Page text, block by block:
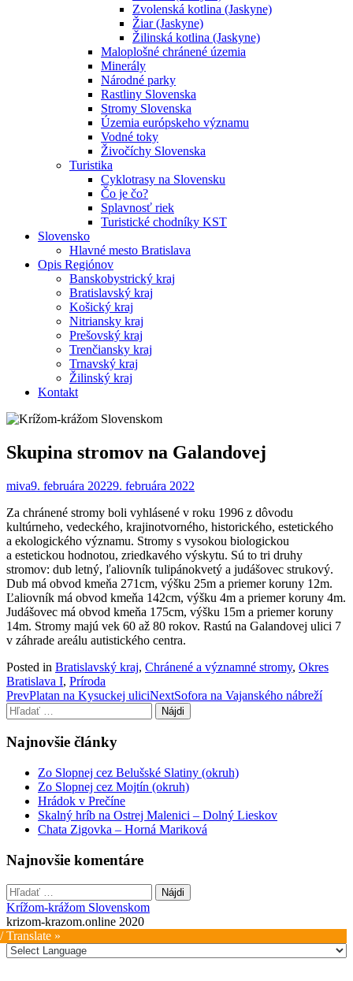
Zvolenská kotlina (Jaskyne)
Žiar (Jaskyne)
Žilinská kotlina (Jaskyne)
Maloplošné chránené územia
Minerály
Národné parky
Rastliny Slovenska
Stromy Slovenska
Územia európskeho významu
Vodné toky
Živočíchy Slovenska
Turistika
Cyklotrasy na Slovensku
Čo je čo?
Splavnosť riek
Turistické chodníky KST
Slovensko
Hlavné mesto Bratislava
Opis Regiónov
Banskobystrický kraj
Bratislavský kraj
Košický kraj
Nitriansky kraj
Prešovský kraj
Trenčiansky kraj
Trnavský kraj
Žilinský kraj
Kontakt
Skupina stromov na Galandovej
miva9. februára 20229. februára 2022
Za chránené stromy boli vyhlásené v roku 1996 z dôvodu
kultúrneho, vedeckého, krajinotvorného, historického, estetického
a ekologického významu. Stromy s vysokou biologickou
a estetickou hodnotou, zriedkavého výskytu. Sú to tri druhy
stromov: dub letný, ľaliovník tulipánokvetý a judášovec strukový.
Dub má obvod kmeňa 271cm, výšku 25m a priemer koruny 12m.
Ľaliovník má obvod kmeňa 142cm, výšku 4m a priemer koruny 4m.
Judášovec má obvod kmeňa 175cm, výšku 15m a priemer koruny
14m. Stromy majú vek 60 až 80 rokov. Rastú na Galandovej ulici 7
v záhrade areálu autistického centra.
Posted in Bratislavský kraj, Chránené a významné stromy, Okres
Bratislava I, Príroda
Post
navigation
PrevPlatan na Kysuckej uliciNextSofora na Vajanského nábreží
Hľadať:
Najnovšie články
Zo Slopnej cez Belušské Slatiny (okruh)
Zo Slopnej cez Mojtín (okruh)
Hrádok v Prečíne
Skalný hríb na Ostrej Malenici – Dolný Lieskov
Chata Zigovka – Horná Mariková
Najnovšie komentáre
Hľadať:
Krížom-krážom Slovenskom
krizom-krazom.online 2020
Translate »